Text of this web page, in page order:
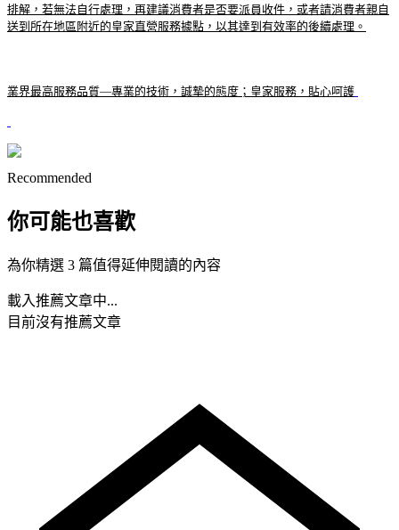
排解，若無法自行處理，再建議消費者是否要派員收件，或者請消費者親自
送到所在地區附近的皇家直營服務據點，以其達到有效率的後續處理。
業界最高服務品質—專業的技術，誠摯的態度；皇家服務，貼心呵護
Recommended
你可能也喜歡
為你精選 3 篇值得延伸閱讀的內容
載入推薦文章中...
目前沒有推薦文章